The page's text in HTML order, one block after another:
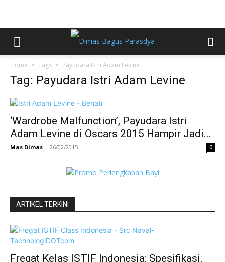
Home Tags Payudara Istri Adam Levine
Tag: Payudara Istri Adam Levine
‘Wardrobe Malfunction’, Payudara Istri
Adam Levine di Oscars 2015 Hampir Jadi...
Mas Dimas - 26/02/2015 0
ARTIKEL TERKINI
Fregat Kelas ISTIF Indonesia: Spesifikasi,